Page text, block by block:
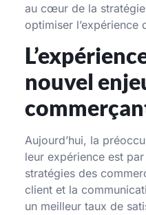
au cœur de la
optimiser l’expérience
nouvel
Aujourd’hui, la
leur expérience est
stratégies des
client et la
un meilleur taux de